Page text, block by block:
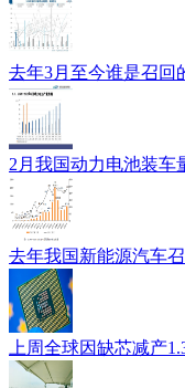
去年3月至今谁是召回
2月我国动力电池装车
去年我国新能源汽车
上周全球因缺芯减产